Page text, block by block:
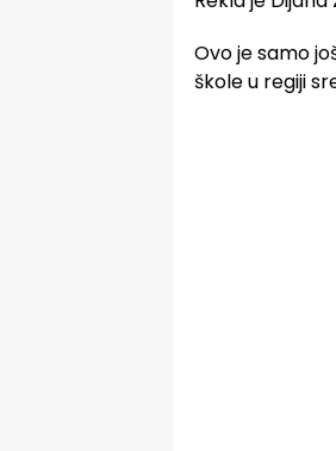
Ovo je samo
škole u regiji